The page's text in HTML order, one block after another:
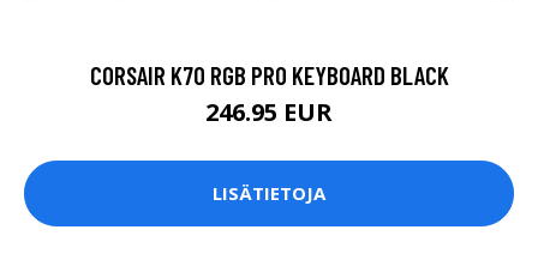
CORSAIR K70 RGB PRO KEYBOARD BLACK
246.95 EUR
LISÄTIETOJA